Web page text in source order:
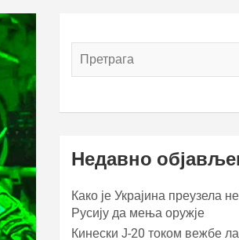
Недавно
Како је Украјина преузела
Русију да мења оружје
Кинески Ј-20 током вежбе